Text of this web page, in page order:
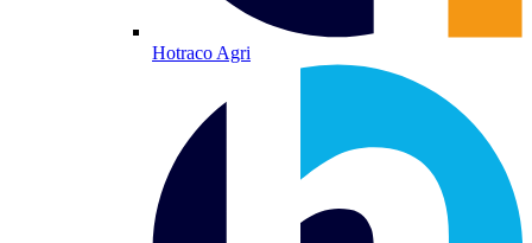
Hotraco Agri